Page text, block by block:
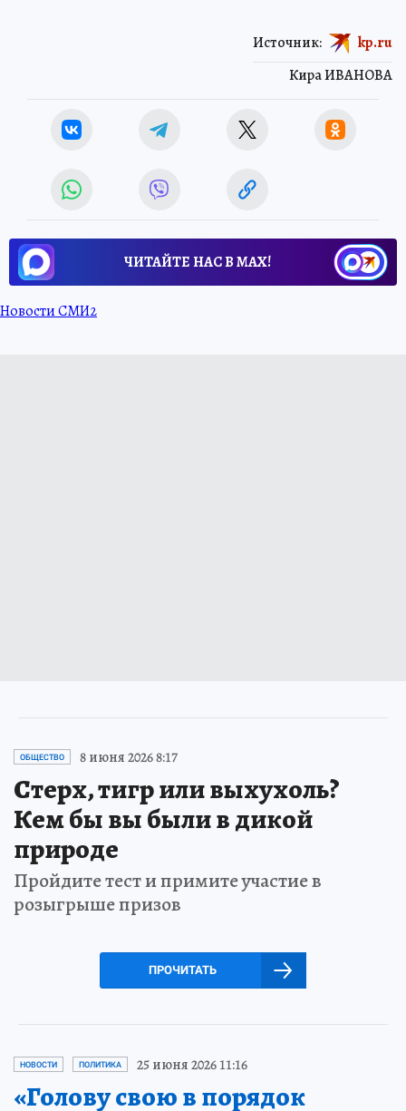
Кира ИВАНОВА
Источник: kp.ru
ЧИТАЙТЕ НАС В МАХ!
Новости СМИ2
ОБЩЕСТВО 8 июня 2026 8:17
Стерх, тигр или выхухоль?
Кем бы вы были в дикой
природе
Пройдите тест и примите участие в
розыгрыше призов
ПРОЧИТАТЬ
НОВОСТИ ПОЛИТИКА 25 июня 2026 11:16
«Голову свою в порядок